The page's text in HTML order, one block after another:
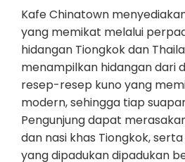
Kafe Chinatown
yang memikat melalui
hidangan Tiongkok dan
menampilkan hidangan dari
resep-resep kuno yang
modern, sehingga tiap
Pengunjung dapat
dan nasi khas Tiongkok,
yang dipadukan dipadukan